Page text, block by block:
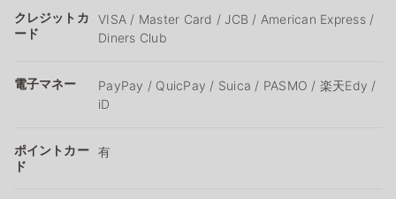
クレジットカ
ード
VISA / Master Card / JCB / American Express /
Diners Club
電子マネー
PayPay / QuicPay / Suica / PASMO / 楽天Edy /
iD
ポイントカー
ド
有